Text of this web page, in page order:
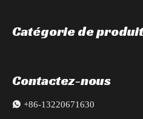
Catégorie de produit
Contactez-nous
 +86-13220671630